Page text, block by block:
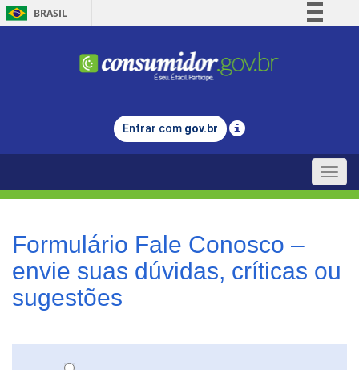
BRASIL
Comunica BR
Legislação
Entrar com gov.br
Toggle
Formulário Fale Conosco –
envie suas dúvidas, críticas ou
sugestões